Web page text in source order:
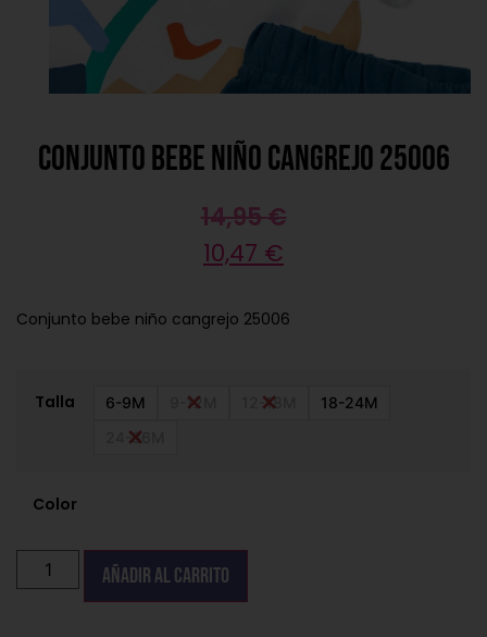
Conjunto bebe niño cangrejo 25006
14,95€
10,47 €
Conjunto bebe niño cangrejo 25006
Talla 6-9M 9-12M 12-18M
18-24M
24-36M
Color
Añadir al carrito